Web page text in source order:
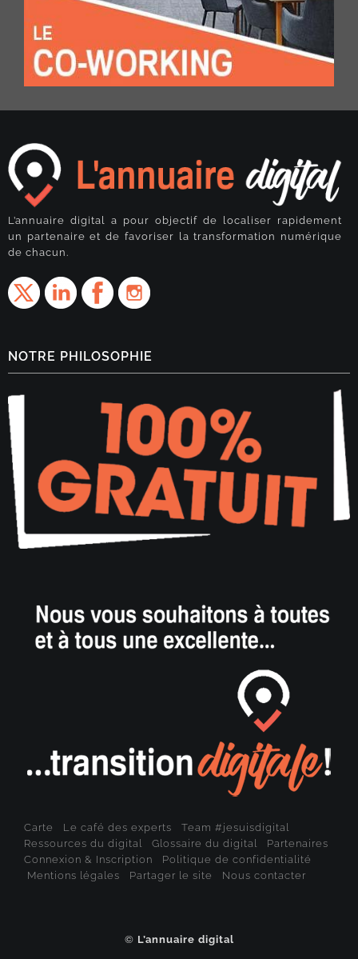
L’annuaire digital a pour objectif de localiser rapidement
un partenaire et de favoriser la transformation numérique
de chacun.
NOTRE PHILOSOPHIE
Carte Le café des experts
Team #jesuisdigital
Ressources du digital
Glossaire du digital
Partenaires
Connexion & Inscription
Politique de confidentialité
Mentions légales
Partager le site Nous contacter
© L’annuaire digital